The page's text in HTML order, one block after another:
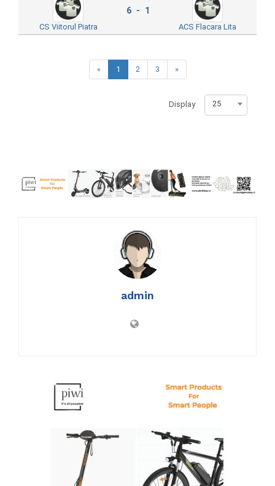
CS Viitorul Piatra
6 - 1
ACS Flacara Lita
« 1 2 3 »
Display 25
admin